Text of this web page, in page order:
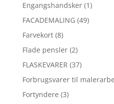
Engangshandsker (1)
FACADEMALING (49)
Farvekort (8)
Flade pensler (2)
FLASKEVARER (37)
Forbrugsvarer til
Fortyndere (3)